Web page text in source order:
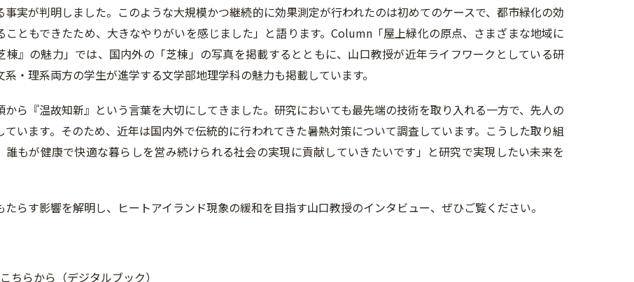
事実が判明しました。このような大規模かつ継続的に効果測定が行われたのは初めてのケースで、都市緑化の効
こともできたため、大きなやりがいを感じました」と語ります。Column「屋上緑化の原点、さまざまな地域に
棟』の魅力」では、国内外の「芝棟」の写真を掲載するとともに、山口教授が近年ライフワークとしている研
系・理系両方の学生が進学する文学部地理学科の魅力も掲載しています。
から『温故知新』という言葉を大切にしてきました。研究においても最先端の技術を取り入れる一方で、先人の
ています。そのため、近年は国内外で伝統的に行われてきた暑熱対策について調査しています。こうした取り組
誰もが健康で快適な暮らしを営み続けられる社会の実現に貢献していきたいです」と研究で実現したい未来を
たらす影響を解明し、ヒートアイランド現象の緩和を目指す山口教授のインタビュー、ぜひご覧ください。
ちらから（デジタルブック）